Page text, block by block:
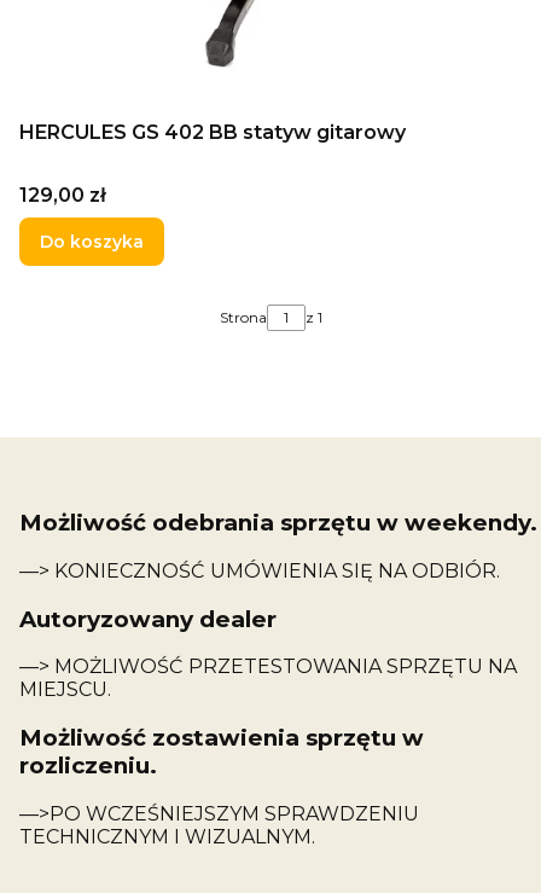
HERCULES GS 402 BB statyw gitarowy
Cena
129,00 zł
Do koszyka
Strona z 1
Możliwość odebrania sprzętu w weekendy.
—> KONIECZNOŚĆ UMÓWIENIA SIĘ NA ODBIÓR.
Autoryzowany dealer
—> MOŻLIWOŚĆ PRZETESTOWANIA SPRZĘTU NA
MIEJSCU.
Możliwość zostawienia sprzętu w
rozliczeniu.
—>PO WCZEŚNIEJSZYM SPRAWDZENIU
TECHNICZNYM I WIZUALNYM.